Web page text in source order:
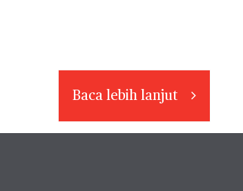
Baca lebih lanjut